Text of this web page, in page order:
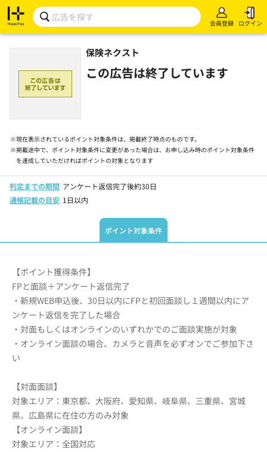
会員登録 ログイン
保険ネクスト
この広告は終了しています
※現在表示されているポイント対象条件は、掲載終了時点のものです。
※掲載途中で、ポイント対象条件に変更があった場合は、お申し込み時のポイント対象条件
を達成していただければポイントの対象となります
判定までの期間 アンケート返信完了後約30日
通帳記載の目安 1日以内
ポイント対象条件
【ポイント獲得条件】
FPと面談＋アンケート返信完了
・新規WEB申込後、30日以内にFPと初回面談し１週間以内にア
ンケート返信を完了した場合
・対面もしくはオンラインのいずれかでのご面談実施が対象
・オンライン面談の場合、カメラと音声を必ずオンでご参加下さ
い
【対面面談】
対象エリア：東京都、大阪府、愛知県、岐阜県、三重県、宮城
県、広島県に在住の方のみ対象
【オンライン面談】
対象エリア：全国対応